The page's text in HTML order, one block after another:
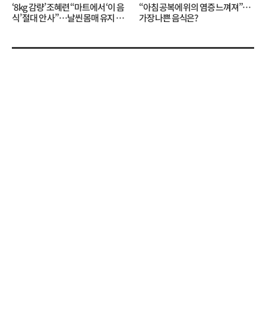
‘8kg 감량’ 조혜련 “마트에서 ‘이 음
식’ 절대 안 사”…날씬 몸매 유지 비
“아침 공복에 위의 염증 느껴져”…
가장 나쁜 음식은?